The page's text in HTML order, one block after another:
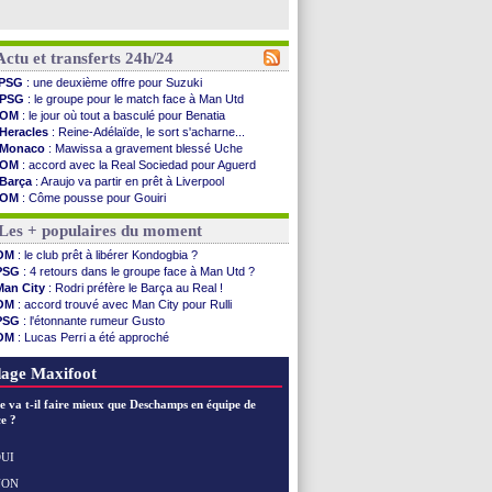
et transferts 24h/24
: une deuxième offre pour Suzuki
PSG : le groupe pour le match face à Man Utd
OM : le jour où tout a basculé pour Benatia
Heracles : Reine-Adélaïde, le sort s'acharne...
Monaco : Mawissa a gravement blessé Uche
OM : accord avec la Real Sociedad pour Aguerd
Barça : Araujo va partir en prêt à Liverpool
OM : Côme pousse pour Gouiri
Man Utd: le groupe pour défier le PSG
: Caen premier leader
: Højbjerg, son agent maintient le suspense
: Gouiri évoque son avenir
: le transfert d'Asllani tombe à l'eau
: 1ère utilisation du Football Video Support
: Benatia envoie une pique à Longoria
: Al-Ahli veut Pape Gueye
: la dernière saison de Fonseca ?
: un gardien norvégien en approche ?
: 4 retours dans le groupe face à Man Utd ...
+ populaires du moment
: le club prêt à libérer Kondogbia ?
: 4 retours dans le groupe face à Man Utd ?
City : Rodri préfère le Barça au Real !
: accord trouvé avec Man City pour Rulli
: l'étonnante rumeur Gusto
: Lucas Perri a été approché
: Owori battu à mort à Kampala
Maxifoot
va t-il faire mieux que Deschamps en équipe de
?